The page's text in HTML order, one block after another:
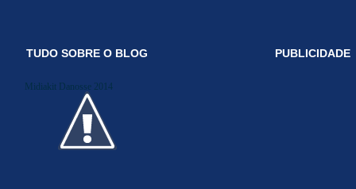
TUDO SOBRE O BLOG
Midiakit Danosse 2014
PUBLICIDADE